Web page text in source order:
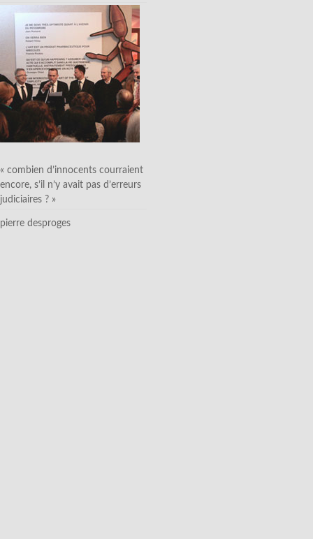
« combien d’innocents courraient
encore, s’il n’y avait pas d’erreurs
judiciaires ? »
pierre desproges